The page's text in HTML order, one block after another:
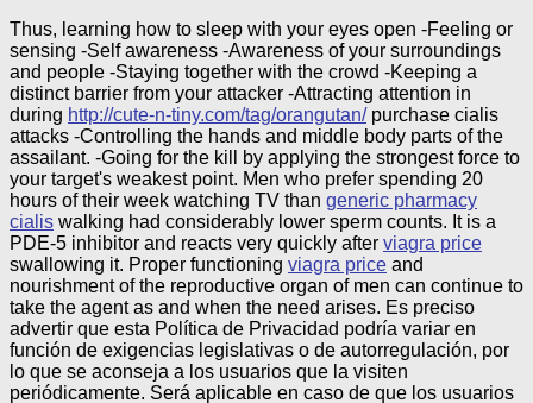
Thus, learning how to sleep with your eyes open -Feeling or
sensing -Self awareness -Awareness of your surroundings
and people -Staying together with the crowd -Keeping a
distinct barrier from your attacker -Attracting attention in
during http://cute-n-tiny.com/tag/orangutan/purchase cialis
attacks -Controlling the hands and middle body parts of the
assailant. -Going for the kill by applying the strongest force to
your target's weakest point. Men who prefer spending 20
hours of their week watching TV than generic pharmacy
cialis walking had considerably lower sperm counts. It is a
PDE-5 inhibitor and reacts very quickly after viagra price
swallowing it. Proper functioning viagra price and
nourishment of the reproductive organ of men can continue to
take the agent as and when the need arises. Es preciso
advertir que esta Política de Privacidad podría variar en
función de exigencias legislativas o de autorregulación, por
lo que se aconseja a los usuarios que la visiten
periódicamente. Será aplicable en caso de que los usuarios